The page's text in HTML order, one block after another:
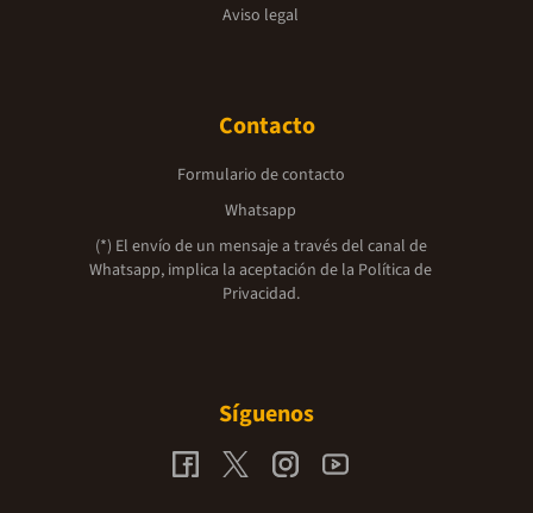
Aviso legal
Contacto
Formulario de contacto
Whatsapp
(*) El envío de un mensaje a través del canal de
Whatsapp, implica la aceptación de la Política de
Privacidad.
Síguenos